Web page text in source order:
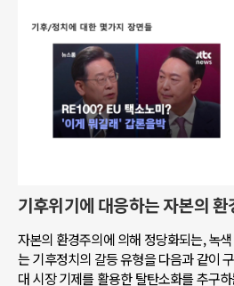
기후위기에 대응하는 자본의 환
자본의 환경주의에 의해 정당화되는, 녹
는 기후정치의 갈등 유형을 다음과 같이
대 시장 기제를 활용한 탈탄소화를 추구